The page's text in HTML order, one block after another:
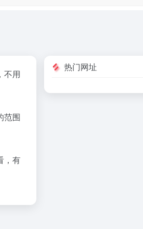
不用
范围
，有
热门网址